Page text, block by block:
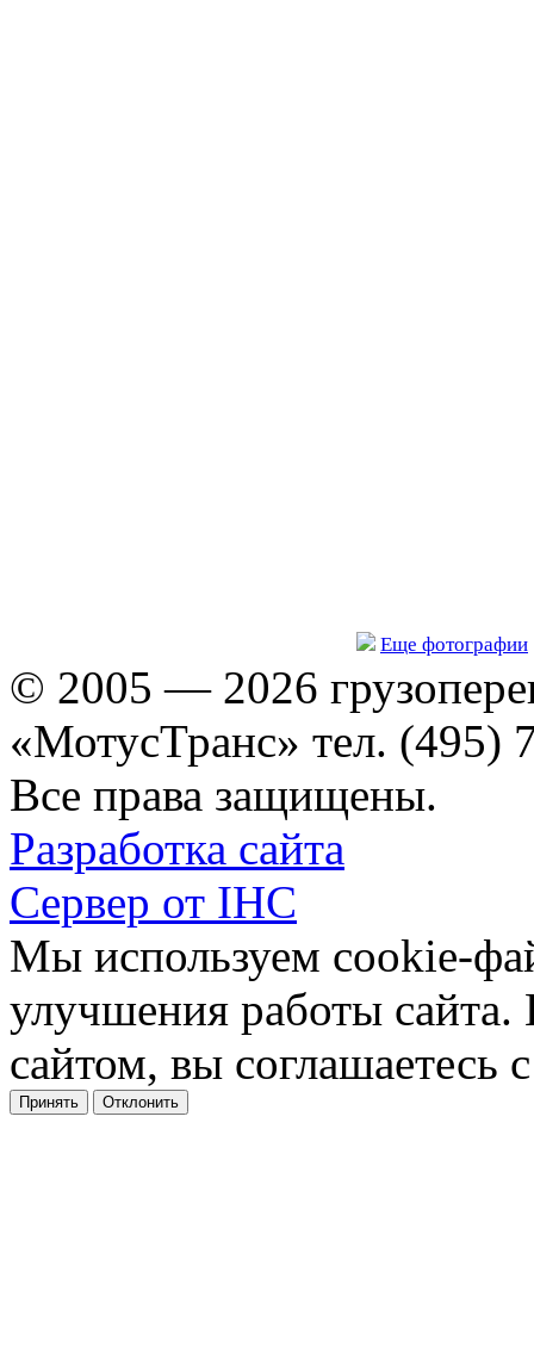
Еще фотографии
© 2005 — 2026
«МотусТранс» тел. (495)
Все права защищены.
Разработка сайта
Сервер от IHC
Мы используем cookie-
улучшения работы сайта.
сайтом, вы соглашаетесь
Принять Отклонить